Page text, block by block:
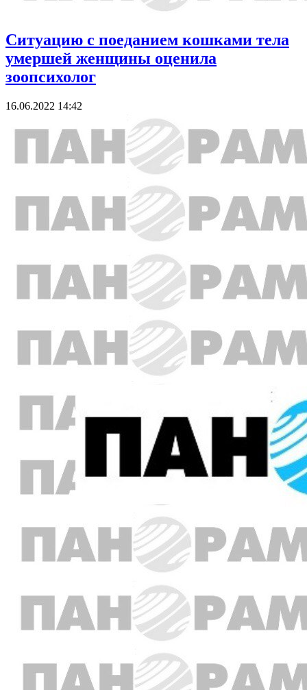
Ситуацию с поеданием кошками тела
умершей женщины оценила
зоопсихолог
16.06.2022 14:42